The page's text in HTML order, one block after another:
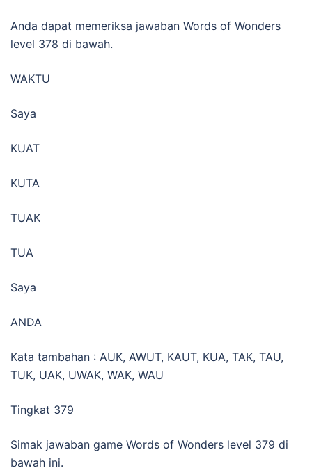
Anda dapat memeriksa jawaban Words of Wonders
level 378 di bawah.
WAKTU
Saya
KUAT
KUTA
TUAK
TUA
Saya
ANDA
Kata tambahan : AUK, AWUT, KAUT, KUA, TAK, TAU,
TUK, UAK, UWAK, WAK, WAU
Tingkat 379
Simak jawaban game Words of Wonders level 379 di
bawah ini.